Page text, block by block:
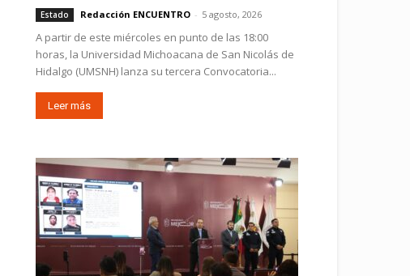
Estado Redacción ENCUENTRO - 5 agosto, 2026
A partir de este miércoles en punto de las 18:00
horas, la Universidad Michoacana de San Nicolás de
Hidalgo (UMSNH) lanza su tercera Convocatoria...
Leer más